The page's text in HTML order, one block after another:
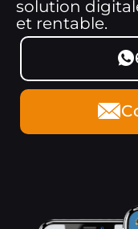
solution
et rentable.